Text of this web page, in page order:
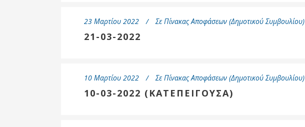
Δημοτικές
23 Μαρτίου 2022 Σε Πίνακας Αποφάσεων (Δημοτικού Συμβουλίου)
21-03-2022
10 Μαρτίου 2022 Σε Πίνακας Αποφάσεων (Δημοτικού Συμβουλίου)
10-03-2022 (ΚΑΤΕΠΕΙΓΟΥΣΑ)